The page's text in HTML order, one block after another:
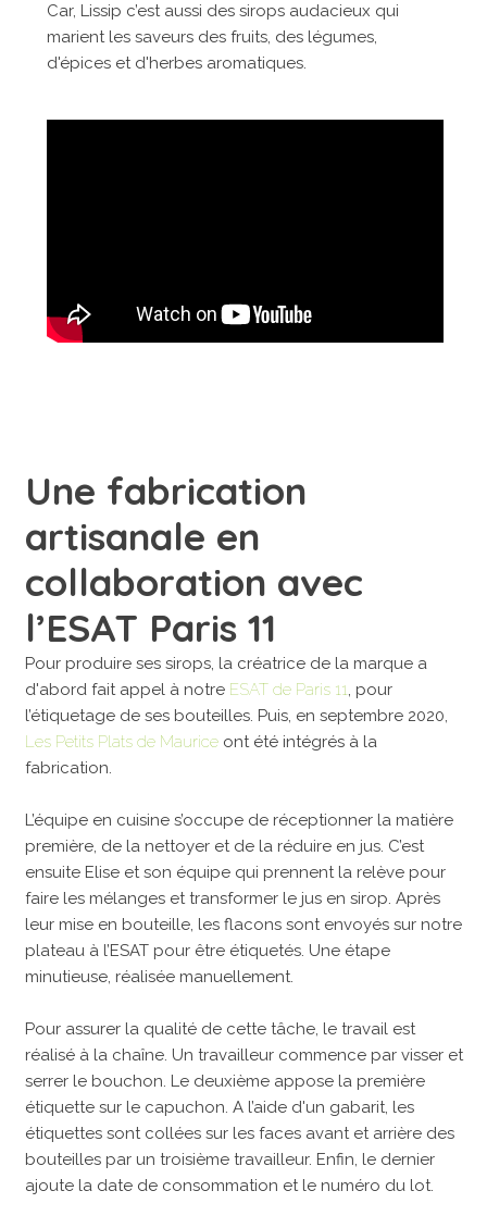
Car, Lissip c’est aussi des sirops audacieux qui
marient les saveurs des fruits, des légumes,
d'épices et d'herbes aromatiques.
Une fabrication
artisanale en
collaboration avec
l’ESAT Paris 11
Pour produire ses sirops, la créatrice de la marque a
d'abord fait appel à notre ESAT de Paris 11, pour
l’étiquetage de ses bouteilles. Puis, en septembre 2020,
Les Petits Plats de Maurice ont été intégrés à la
fabrication.
L’équipe en cuisine s’occupe de réceptionner la matière
première, de la nettoyer et de la réduire en jus. C’est
ensuite Elise et son équipe qui prennent la relève pour
faire les mélanges et transformer le jus en sirop. Après
leur mise en bouteille, les flacons sont envoyés sur notre
plateau à l’ESAT pour être étiquetés. Une étape
minutieuse, réalisée manuellement.
Pour assurer la qualité de cette tâche, le travail est
réalisé à la chaîne. Un travailleur commence par visser et
serrer le bouchon. Le deuxième appose la première
étiquette sur le capuchon. A l’aide d'un gabarit, les
étiquettes sont collées sur les faces avant et arrière des
bouteilles par un troisième travailleur. Enfin, le dernier
ajoute la date de consommation et le numéro du lot.